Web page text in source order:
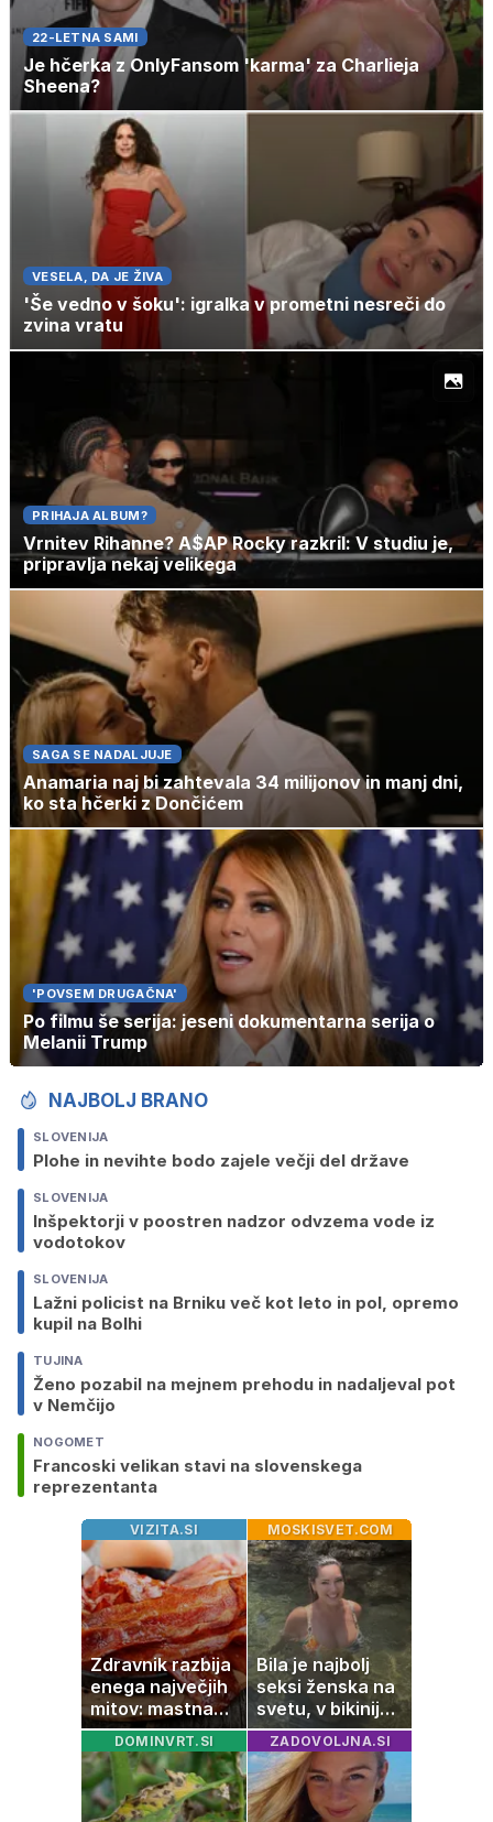
22-LETNA SAMI
Je hčerka z OnlyFansom 'karma' za Charlieja
Sheena?
VESELA, DA JE ŽIVA
'Še vedno v šoku': igralka v prometni nesreči do
zvina vratu
PRIHAJA ALBUM?
Vrnitev Rihanne? A$AP Rocky razkril: V studiu je,
pripravlja nekaj velikega
SAGA SE NADALJUJE
Anamaria naj bi zahtevala 34 milijonov in manj dni,
ko sta hčerki z Dončićem
'POVSEM DRUGAČNA'
Po filmu še serija: jeseni dokumentarna serija o
Melanii Trump
NAJBOLJ BRANO
SLOVENIJA
Plohe in nevihte bodo zajele večji del države
SLOVENIJA
Inšpektorji v poostren nadzor odvzema vode iz
vodotokov
SLOVENIJA
Lažni policist na Brniku več kot leto in pol, opremo
kupil na Bolhi
TUJINA
Ženo pozabil na mejnem prehodu in nadaljeval pot
v Nemčijo
NOGOMET
Francoski velikan stavi na slovenskega
reprezentanta
VIZITA.SI
Zdravnik razbija
enega največjih
mitov: mastna
jetra ne
nastanejo zaradi
slanine, temveč
zaradi živila, ki
MOSKISVET.COM
Bila je najbolj
seksi ženska na
svetu, v bikiniju
znova navdušila
DOMINVRT.SI ZADOVOLJNA.SI